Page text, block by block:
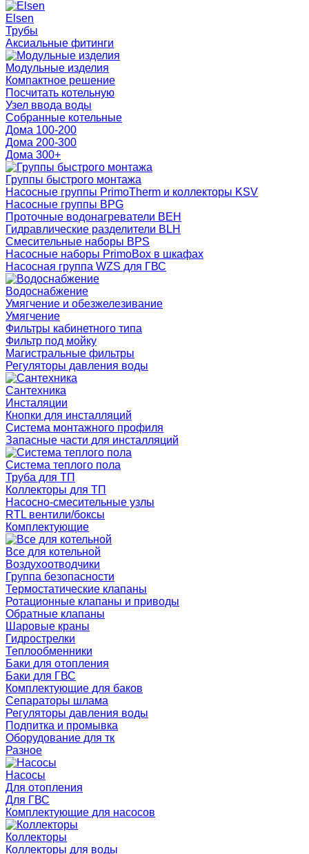
Elsen
Трубы
Аксиальные фитинги
Модульные изделия
Компактное решение
Посчитать котельную
Узел ввода воды
Собранные котельные
Дома 100-200
Дома 200-300
Дома 300+
Группы быстрого монтажа
Насосные группы PrimoTherm и коллекторы KSV
Насосные группы BPG
Проточные водонагреватели BEH
Гидравлические разделители BLH
Смесительные наборы BPS
Насосные наборы PrimoBox в шкафах
Насосная группа WZS для ГВС
Водоснабжение
Умягчение и обезжелезивание
Умягчение
Фильтры кабинетного типа
Фильтр под мойку
Магистральные фильтры
Регуляторы давления воды
Сантехника
Инсталяции
Кнопки для инсталляций
Система монтажного профиля
Запасные части для инсталляций
Система теплого пола
Труба для ТП
Коллекторы для ТП
Насосно-смесительные узлы
RTL вентили/боксы
Комплектующие
Все для котельной
Воздухоотводчики
Группа безопасности
Термостатические клапаны
Ротационные клапаны и приводы
Обратные клапаны
Шаровые краны
Гидрострелки
Теплообменники
Баки для отопления
Баки для ГВС
Комплектующие для баков
Сепараторы шлама
Регуляторы давления воды
Подпитка и промывка
Оборудование для тк
Разное
Насосы
Для отопления
Для ГВС
Комплектующие для насосов
Коллекторы
Коллекторы для воды